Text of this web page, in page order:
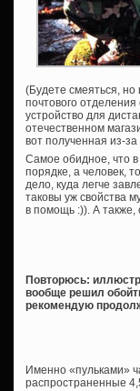
(Будете смеяться,
почтового
устройство для
отечественном
вот полученная из-
Самое обидное, что в
порядке, а человек,
дело, куда легче
таковы уж свойства
в помощь :)). А также,
Повторюсь:
вообще решил
рекомендую
Именно «пульками»
распространенные